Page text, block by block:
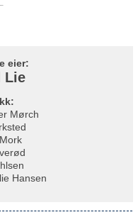
eier:
Lie
Mørch
Hansen